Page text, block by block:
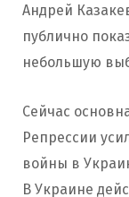
Андрей
публично
небольшую
Сейчас
Репрессии
войны в
В Украине